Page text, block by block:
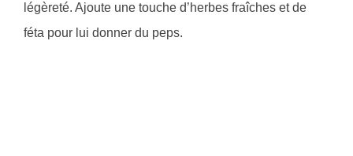
légèreté. Ajoute une touche d’herbes fraîches et de
féta pour lui donner du peps.